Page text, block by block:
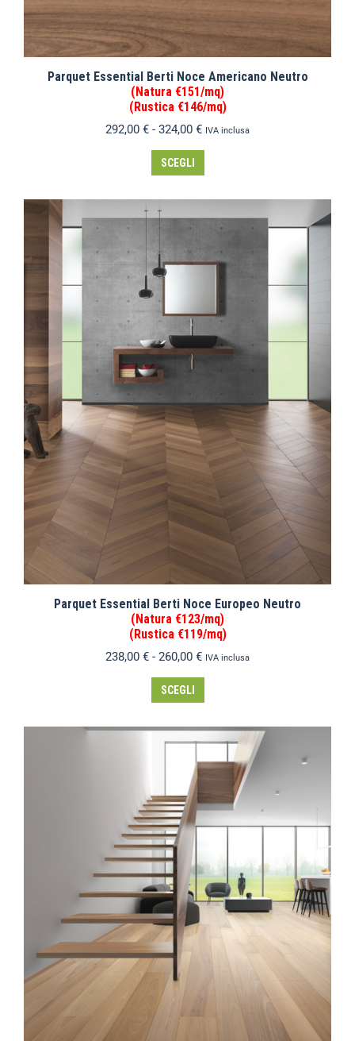
Parquet Essential Berti Noce Americano Neutro
(Natura €151/mq)
(Rustica €146/mq)
292,00 € - 324,00 € IVA inclusa
SCEGLI
Parquet Essential Berti Noce Europeo Neutro
(Natura €123/mq)
(Rustica €119/mq)
238,00 € - 260,00 € IVA inclusa
SCEGLI